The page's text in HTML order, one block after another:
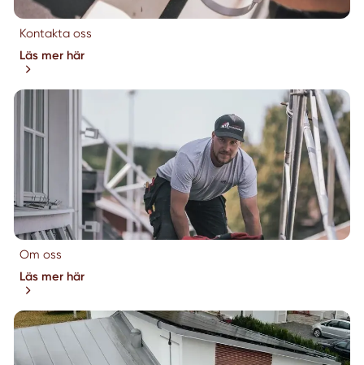
Kontakta oss
Läs mer här
Om oss
Läs mer här